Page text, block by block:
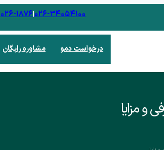
۰۲۶-۳۴۰۵۴۱۰۰|۰۲۶-۱۸۷۶
درخواست دمو مشاوره رایگان
و مزایا